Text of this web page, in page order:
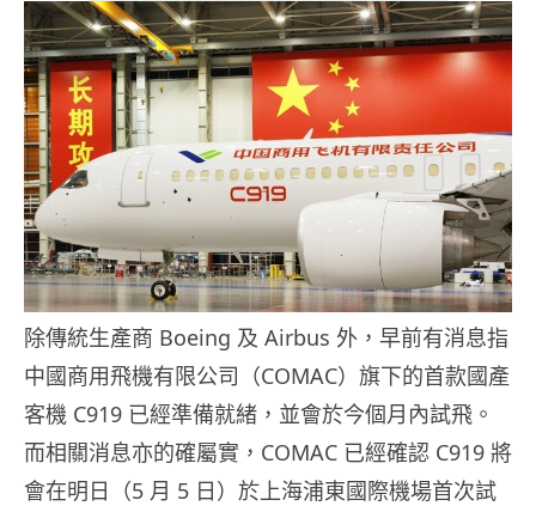
除傳統生產商 Boeing 及 Airbus 外，早前有消息指
中國商用飛機有限公司（COMAC）旗下的首款國產
客機 C919 已經準備就緒，並會於今個月內試飛。
而相關消息亦的確屬實，COMAC 已經確認 C919 將
會在明日（5 月 5 日）於上海浦東國際機場首次試